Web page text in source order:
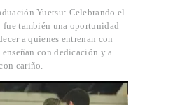
Yuetsu: Celebrando el
fue también una oportunidad
a quienes entrenan con
con dedicación y a
cariño.